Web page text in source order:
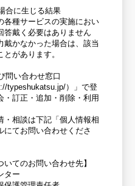
合に生じる結果
各種サービスの実施におい
答戴く必要はありません
戴かなかった場合は、該当
があります。
問い合わせ窓口
typeshukatsu.jp/）」で登
・訂正・追加・削除・利用
・相談は下記「個人情報相
にてお問い合わせくださ
いてのお問い合わせ先】
ター